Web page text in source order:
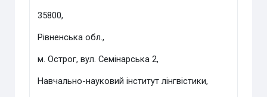
35800,
Рівненська обл.,
м. Острог, вул. Семінарська 2,
Навчально-науковий інститут лінгвістики,